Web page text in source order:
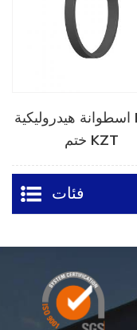
اسطوانة هيدروليكية PTFE
ختم KZT
فئات